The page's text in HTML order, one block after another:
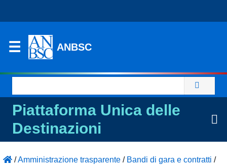
ANBSC
per:
Piattaforma Unica delle
Destinazioni
/Amministrazione trasparente / Bandi di gara e contratti /